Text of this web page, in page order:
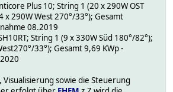
Plus 10; String 1 (20 x 290W OST
x 290W West 270°/33°); Gesamt
08.2019
String 1 (9 x 330W Süd 180°/82°);
33°); Gesamt 9,69 KWp -
sowie die Steuerung